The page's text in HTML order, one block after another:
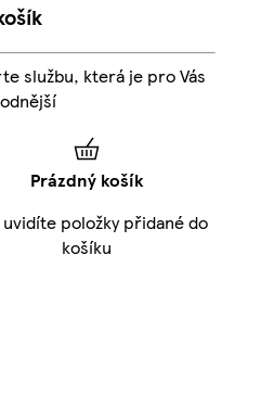
službu, která je pro Vás
Prázdný košík
uvidíte položky přidané do
košíku